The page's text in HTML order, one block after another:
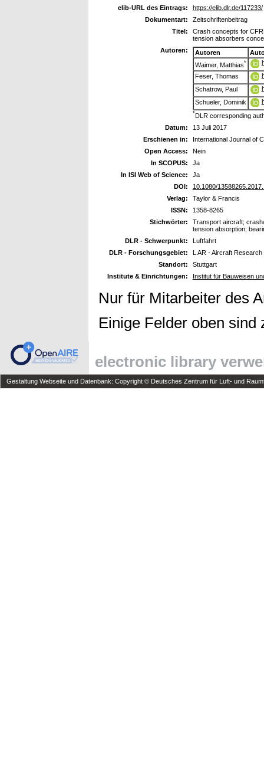
elib-URL des Eintrags:
https://elib.dlr.de/117233/
Dokumentart:
Zeitschriftenbeitrag
Titel:
Crash concepts for
tension absorbers
Autoren:
Autoren
Waimer, Matthias*
Feser, Thomas
Schatrow, Paul
Schueler, Dominik
*DLR corresponding
Datum:
13 Juli 2017
Erschienen in:
International Journal of
Open Access:
Nein
In SCOPUS:
Ja
In ISI Web of Science:
Ja
DOI:
10.1080/
Verlag:
Taylor & Francis
ISSN:
1358-8265
Stichwörter:
Transport aircraft;
tension absorption;
DLR - Schwerpunkt:
Luftfahrt
DLR - Forschungsgebiet:
L AR - Aircraft Research
Standort:
Stuttgart
Institute & Einrichtungen:
Institut für Bauweisen
Nur für Mitarbeiter des
Einige Felder oben
electronic library
Gestaltung Webseite und Datenbank: Copyright © Deutsches Zentrum für Luft- und